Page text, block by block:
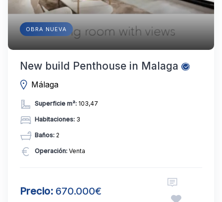
OBRA NUEVA
New build Penthouse in Malaga
Málaga
Superficie m²: 103,47
Habitaciones: 3
Baños: 2
Operación: Venta
Precio: 670.000€